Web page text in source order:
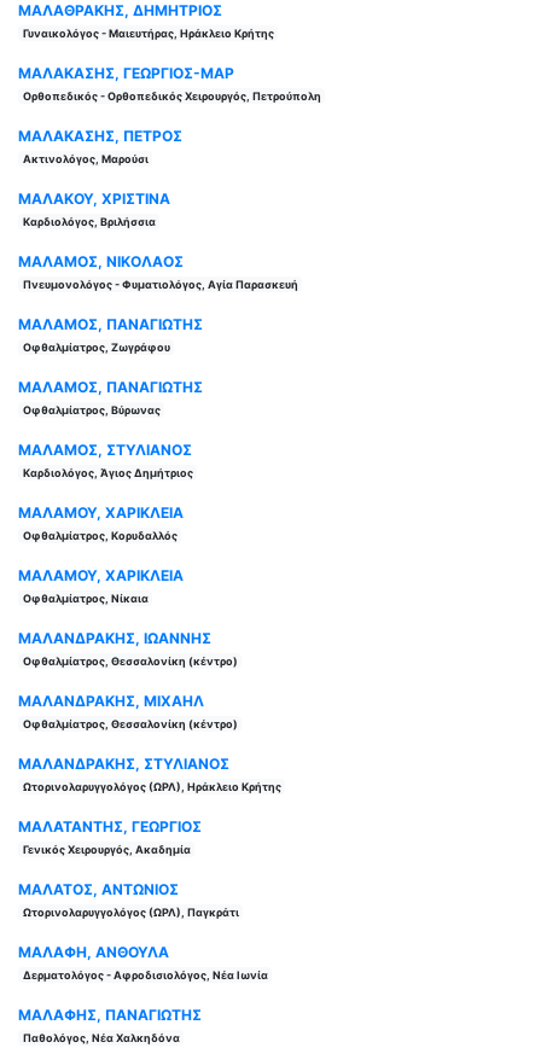
ΜΑΛΑΘΡΑΚΗΣ, ΔΗΜΗΤΡΙΟΣ
Γυναικολόγος - Μαιευτήρας, Ηράκλειο Κρήτης
ΜΑΛΑΚΑΣΗΣ, ΓΕΩΡΓΙΟΣ-ΜΑΡ
Ορθοπεδικός - Ορθοπεδικός Χειρουργός, Πετρούπολη
ΜΑΛΑΚΑΣΗΣ, ΠΕΤΡΟΣ
Ακτινολόγος, Μαρούσι
ΜΑΛΑΚΟΥ, ΧΡΙΣΤΙΝΑ
Καρδιολόγος, Βριλήσσια
ΜΑΛΑΜΟΣ, ΝΙΚΟΛΑΟΣ
Πνευμονολόγος - Φυματιολόγος, Αγία Παρασκευή
ΜΑΛΑΜΟΣ, ΠΑΝΑΓΙΩΤΗΣ
Οφθαλμίατρος, Ζωγράφου
ΜΑΛΑΜΟΣ, ΠΑΝΑΓΙΩΤΗΣ
Οφθαλμίατρος, Βύρωνας
ΜΑΛΑΜΟΣ, ΣΤΥΛΙΑΝΟΣ
Καρδιολόγος, Άγιος Δημήτριος
ΜΑΛΑΜΟΥ, ΧΑΡΙΚΛΕΙΑ
Οφθαλμίατρος, Κορυδαλλός
ΜΑΛΑΜΟΥ, ΧΑΡΙΚΛΕΙΑ
Οφθαλμίατρος, Νίκαια
ΜΑΛΑΝΔΡΑΚΗΣ, ΙΩΑΝΝΗΣ
Οφθαλμίατρος, Θεσσαλονίκη (κέντρο)
ΜΑΛΑΝΔΡΑΚΗΣ, ΜΙΧΑΗΛ
Οφθαλμίατρος, Θεσσαλονίκη (κέντρο)
ΜΑΛΑΝΔΡΑΚΗΣ, ΣΤΥΛΙΑΝΟΣ
Ωτορινολαρυγγολόγος (ΩΡΛ), Ηράκλειο Κρήτης
ΜΑΛΑΤΑΝΤΗΣ, ΓΕΩΡΓΙΟΣ
Γενικός Χειρουργός, Ακαδημία
ΜΑΛΑΤΟΣ, ΑΝΤΩΝΙΟΣ
Ωτορινολαρυγγολόγος (ΩΡΛ), Παγκράτι
ΜΑΛΑΦΗ, ΑΝΘΟΥΛΑ
Δερματολόγος - Αφροδισιολόγος, Νέα Ιωνία
ΜΑΛΑΦΗΣ, ΠΑΝΑΓΙΩΤΗΣ
Παθολόγος, Νέα Χαλκηδόνα